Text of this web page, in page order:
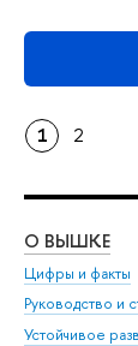
1 2
О ВЫШКЕ
Цифры и факты
Руководство и
Устойчивое